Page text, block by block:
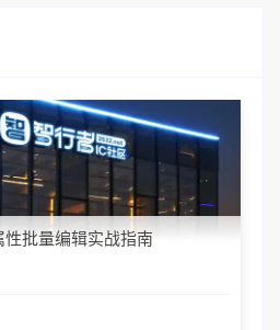
批量编辑实战指南